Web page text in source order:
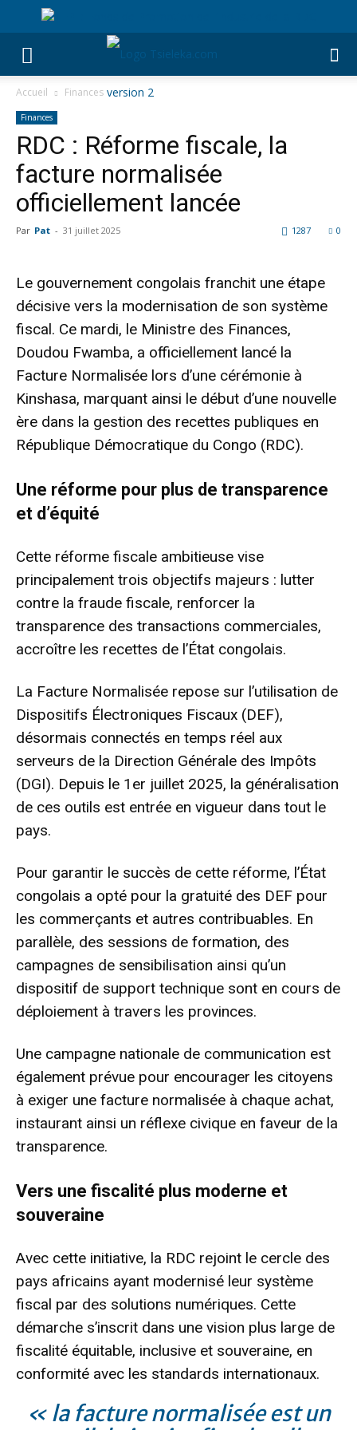
Accueil Finances
Finances
RDC : Réforme fiscale, la
facture normalisée
officiellement lancée
Par Pat - 31 juillet 2025 0
1287
Le gouvernement congolais franchit une étape
décisive vers la modernisation de son système
fiscal. Ce mardi, le Ministre des Finances,
Doudou Fwamba, a officiellement lancé la
Facture Normalisée lors d’une cérémonie à
Kinshasa, marquant ainsi le début d’une nouvelle
ère dans la gestion des recettes publiques en
République Démocratique du Congo (RDC).
Une réforme pour plus de transparence
et d’équité
Cette réforme fiscale ambitieuse vise
principalement trois objectifs majeurs : lutter
contre la fraude fiscale, renforcer la
transparence des transactions commerciales,
accroître les recettes de l’État congolais.
La Facture Normalisée repose sur l’utilisation de
Dispositifs Électroniques Fiscaux (DEF),
désormais connectés en temps réel aux
serveurs de la Direction Générale des Impôts
(DGI). Depuis le 1er juillet 2025, la généralisation
de ces outils est entrée en vigueur dans tout le
pays.
Pour garantir le succès de cette réforme, l’État
congolais a opté pour la gratuité des DEF pour
les commerçants et autres contribuables. En
parallèle, des sessions de formation, des
campagnes de sensibilisation ainsi qu’un
dispositif de support technique sont en cours de
déploiement à travers les provinces.
Une campagne nationale de communication est
également prévue pour encourager les citoyens
à exiger une facture normalisée à chaque achat,
instaurant ainsi un réflexe civique en faveur de la
transparence.
Vers une fiscalité plus moderne et
souveraine
Avec cette initiative, la RDC rejoint le cercle des
pays africains ayant modernisé leur système
fiscal par des solutions numériques. Cette
démarche s’inscrit dans une vision plus large de
fiscalité équitable, inclusive et souveraine, en
conformité avec les standards internationaux.
« la facture normalisée est un